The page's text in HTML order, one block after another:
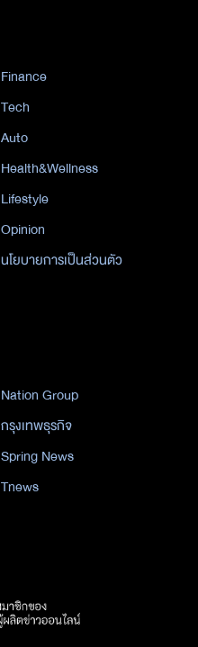
Finance
Tech
Auto
Health&Wellness
Lifestyle
Opinion
นโยบายการเป็นส่วนตัว
Nation Group
กรุงเทพธุรกิจ
Spring News
Tnews